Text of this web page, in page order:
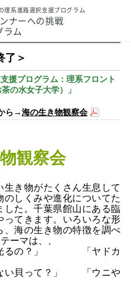
理系進路選択支援プログラム
ナーへの挑戦
ラム
了＞
援プログラム：理系フロント
の水女子大学）」
ら→海の生き物観察会
観察会
き物がたくさん生息して
しくみや進化についてた
した。千葉県館山にある臨
てきます。いろいろな形
海の生き物の特徴を調べ
ーマは、、
光るの？」 「ヤドカ
い貝って？」 「ウニや